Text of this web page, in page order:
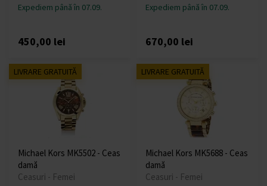
Expediem până în 07.09.
450,00 lei
Expediem până în 07.09.
670,00 lei
LIVRARE GRATUITĂ
Michael Kors MK5502 - Ceas
damă
Ceasuri - Femei
LIVRARE GRATUITĂ
Michael Kors MK5688 - Ceas
damă
Ceasuri - Femei